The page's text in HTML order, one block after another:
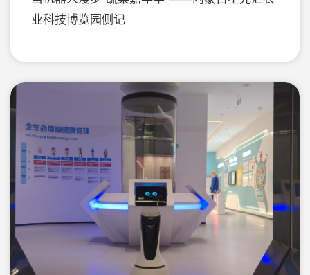
业科技博览园侧记